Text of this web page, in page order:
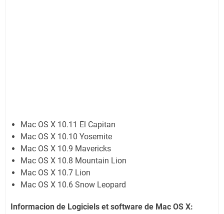
Mac OS X 10.11 El Capitan
Mac OS X 10.10 Yosemite
Mac OS X 10.9 Mavericks
Mac OS X 10.8 Mountain Lion
Mac OS X 10.7 Lion
Mac OS X 10.6 Snow Leopard
Informacion de Logiciels et software de Mac OS X: